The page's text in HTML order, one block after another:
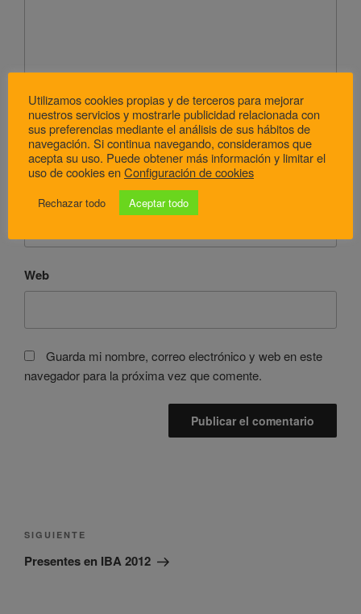
Nombre*
Correo electrónico*
Web
Guarda mi nombre, correo electrónico y web en este
navegador para la próxima vez que comente.
de
entradas
Siguiente
entrada
SIGUIENTE
Presentes en IBA 2012
Utilizamos cookies propias y de terceros para mejorar
nuestros servicios y mostrarle publicidad relacionada con
sus preferencias mediante el análisis de sus hábitos de
navegación. Si continua navegando, consideramos que
acepta su uso. Puede obtener más información y limitar el
uso de cookies enConfiguración de cookies
Rechazar todo Aceptar todo